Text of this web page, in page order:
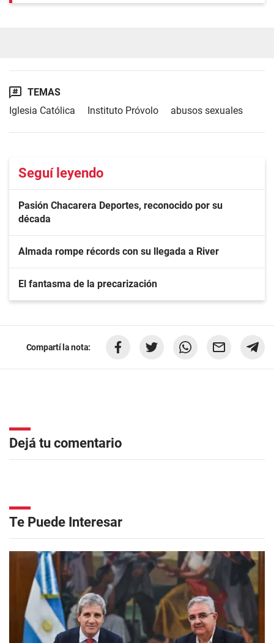
TEMAS
Iglesia Católica
Instituto Próvolo abusos sexuales
Seguí leyendo
Pasión Chacarera Deportes, reconocido por su
década
Almada rompe récords con su llegada a River
El fantasma de la precarización
Compartí la nota:
Dejá tu comentario
Te Puede Interesar